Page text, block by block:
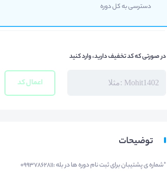
دسترسی به کل دوره
در صورتی که کد تخفیف دارید، وارد کنید
اعمال کد
توضیحات
*شماره ی پشتیبان برای ثبت نام دوره ها در بله :09937862811